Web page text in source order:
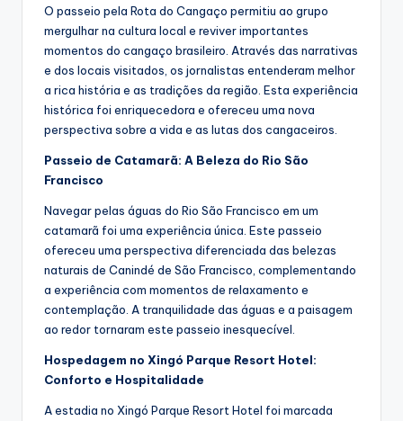
O passeio pela Rota do Cangaço permitiu ao grupo
mergulhar na cultura local e reviver importantes
momentos do cangaço brasileiro. Através das narrativas
e dos locais visitados, os jornalistas entenderam melhor
a rica história e as tradições da região. Esta experiência
histórica foi enriquecedora e ofereceu uma nova
perspectiva sobre a vida e as lutas dos cangaceiros.
Passeio de Catamarã: A Beleza do Rio São
Francisco
Navegar pelas águas do Rio São Francisco em um
catamarã foi uma experiência única. Este passeio
ofereceu uma perspectiva diferenciada das belezas
naturais de Canindé de São Francisco, complementando
a experiência com momentos de relaxamento e
contemplação. A tranquilidade das águas e a paisagem
ao redor tornaram este passeio inesquecível.
Hospedagem no Xingó Parque Resort Hotel:
Conforto e Hospitalidade
A estadia no Xingó Parque Resort Hotel foi marcada